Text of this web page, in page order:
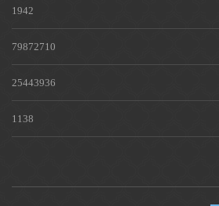
1942
79872710
25443936
1138